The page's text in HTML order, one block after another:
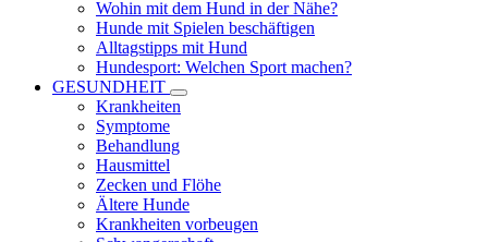
Wohin mit dem Hund in der Nähe?
Hunde mit Spielen beschäftigen
Alltagstipps mit Hund
Hundesport: Welchen Sport machen?
GESUNDHEIT
Krankheiten
Symptome
Behandlung
Hausmittel
Zecken und Flöhe
Ältere Hunde
Krankheiten vorbeugen